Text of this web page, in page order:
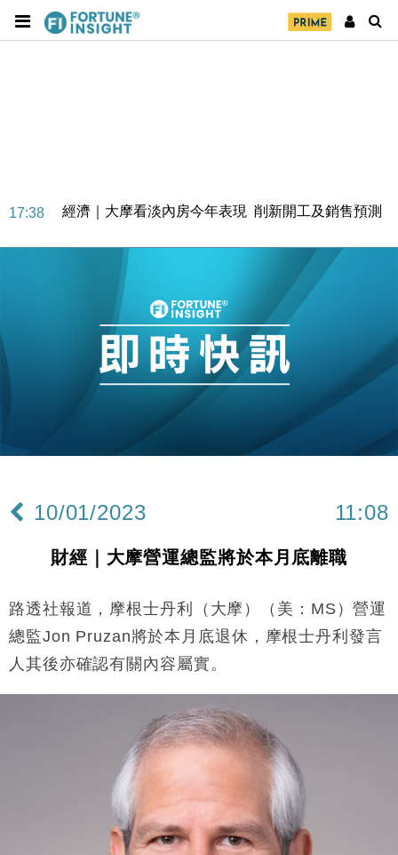
17:38 經濟｜大摩看淡內房今年表現 削新開工及銷售預測
科技｜iPhone 18 Pro成本或升4成 蘋果或犧牲毛利穩
定新機售價
本地｜香港迪拜下月10日合辦氣候金融會議
財經｜大摩削老鋪黃金目標價至505元 惟維持「增
持」評級
13:49
本地｜華嫂冰室太子店涉提供失實資料 遭禁申請輸入
中國｜強颱風「白海豚」殘渦北上 上海取消逾900班
17:33
財經｜滙豐上調香港今年GDP預測至4.5% 看好貿易
本地｜假冒內地執法人員要求交「保證金」 43歲女子
16:05
財經｜日經失守6.5萬點後回穩 全周仍升近2%
17:38 經濟｜大摩看淡內房今年表現 削新開工及銷售預測
本地｜香港迪拜下月10日合辦氣候金融會議
財經｜大摩削老鋪黃金目標價至505元 惟維持「增
持」評級
本地｜華嫂冰室太子店涉提供失實資料 遭禁申請輸入
勞工一年
10/01/2023 11:08
財經｜大摩營運總監將於本月底離職
路透社報道，摩根士丹利（大摩）（美：MS）營運
總監Jon Pruzan將於本月底退休，摩根士丹利發言
人其後亦確認有關內容屬實。